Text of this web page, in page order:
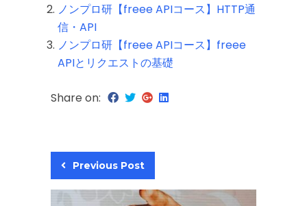
ノンプロ研【freee APIコース】HTTP通
信 ・ API
ノンプロ研【freee APIコース】freee
APIとリクエストの基礎
Share on:
Previous Post